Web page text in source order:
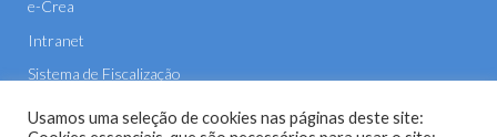
e-Crea
Intranet
Sistema de Fiscalização
E-mail
Usamos uma seleção de cookies nas páginas deste site: